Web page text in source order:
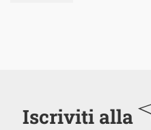
Iscriviti alla